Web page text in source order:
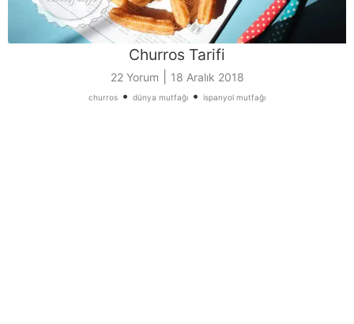
Churros Tarifi
22 Yorum 18 Aralık 2018
churros • dünya mutfağı • ispanyol mutfağı